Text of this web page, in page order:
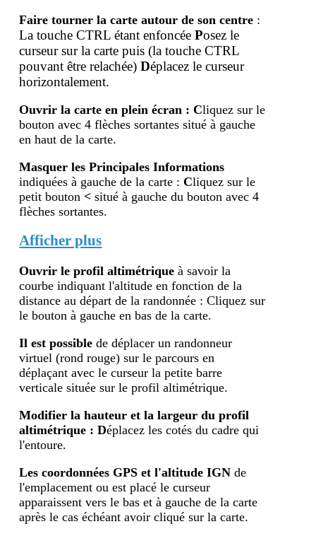
Faire tourner la carte autour de son centre :
La touche CTRL étant enfoncéePosez le
curseur sur la carte puis (la toucheCTRL
pouvant être relachée)Déplacez le curseur
horizontalement.
Ouvrir la carte en plein écran :Cliquez sur le
bouton avec 4 flèches sortantes situé à gauche
en haut de la carte.
Masquer les Principales Informations
indiquées à gauche de la carte :Cliquez sur le
petit bouton < situé à gauche du bouton avec 4
flèches sortantes.
Afficher plus
Ouvrir le profil altimétrique à savoir la
courbe indiquant l'altitude en fonction de la
distance au départ de la randonnée : Cliquez sur
le bouton à gauche en bas de la carte.
Il est possible de déplacer un randonneur
virtuel (rond rouge) sur le parcours en
déplaçant avec le curseur la petite barre
verticale située sur le profil altimétrique.
Modifier la hauteur et la largeur du profil
altimétrique : Déplacez les cotés du cadre qui
l'entoure.
Les coordonnées GPS et l'altitude IGN de
l'emplacement ou est placé le curseur
apparaissent vers le bas et à gauche de la carte
après le cas échéant avoir cliqué sur la carte.